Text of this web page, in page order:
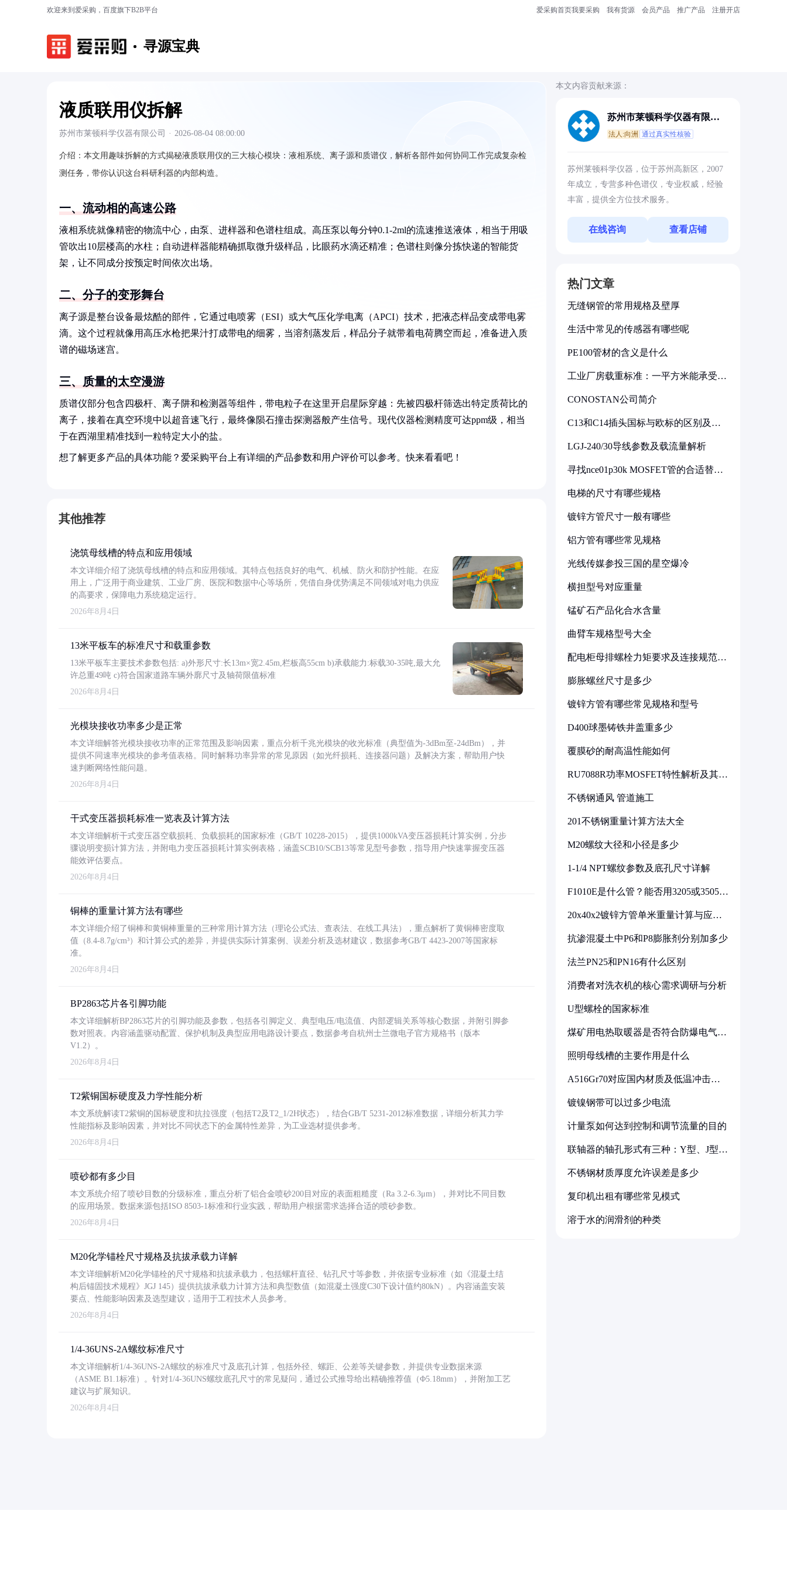
欢迎来到爱采购，百度旗下B2B平台 爱采购首页我要采购 我有货源 会员产品 推广产品 注册开店
寻源宝典
液质联用仪拆解
苏州市莱顿科学仪器有限公司 · 2026-08-04 08:00:00
介绍： 本文用趣味拆解的方式揭秘液质联用仪的三大核心模块：液相系统、离子源和质谱仪，解析各部件如何协同工作完成复杂检
测任务，带你认识这台科研利器的内部构造。
一、流动相的高速公路
液相系统就像精密的物流中心，由泵、进样器和色谱柱组成。高压泵以每分钟0.1-2ml的流速推送液体，相当于用吸
管吹出10层楼高的水柱；自动进样器能精确抓取微升级样品，比眼药水滴还精准；色谱柱则像分拣快递的智能货
架，让不同成分按预定时间依次出场。
二、分子的变形舞台
离子源是整台设备最炫酷的部件，它通过电喷雾（ESI）或大气压化学电离（APCI）技术，把液态样品变成带电雾
滴。这个过程就像用高压水枪把果汁打成带电的细雾，当溶剂蒸发后，样品分子就带着电荷腾空而起，准备进入质
谱的磁场迷宫。
三、质量的太空漫游
质谱仪部分包含四极杆、离子阱和检测器等组件，带电粒子在这里开启星际穿越：先被四极杆筛选出特定质荷比的
离子，接着在真空环境中以超音速飞行，最终像陨石撞击探测器般产生信号。现代仪器检测精度可达ppm级，相当
于在西湖里精准找到一粒特定大小的盐。
想了解更多产品的具体功能？爱采购平台上有详细的产品参数和用户评价可以参考。快来看看吧！
其他推荐
浇筑母线槽的特点和应用领域
本文详细介绍了浇筑母线槽的特点和应用领域。其特点包括良好的电气、机械、防火和防护性能。在应
用上，广泛用于商业建筑、工业厂房、医院和数据中心等场所，凭借自身优势满足不同领域对电力供应
的高要求，保障电力系统稳定运行。
2026年8月4日
13米平板车的标准尺寸和载重参数
13米平板车主要技术参数包括: a)外形尺寸:长13m×宽2.45m,栏板高55cm b)承载能力:标载30-35吨,最大允
许总重49吨 c)符合国家道路车辆外廓尺寸及轴荷限值标准
2026年8月4日
光模块接收功率多少是正常
本文详细解答光模块接收功率的正常范围及影响因素，重点分析千兆光模块的收光标准（典型值为-3dBm至-24dBm），并
提供不同速率光模块的参考值表格。同时解释功率异常的常见原因（如光纤损耗、连接器问题）及解决方案，帮助用户快
速判断网络性能问题。
2026年8月4日
干式变压器损耗标准一览表及计算方法
本文详细解析干式变压器空载损耗、负载损耗的国家标准（GB/T 10228-2015），提供1000kVA变压器损耗计算实例，分步
骤说明变损计算方法，并附电力变压器损耗计算实例表格，涵盖SCB10/SCB13等常见型号参数，指导用户快速掌握变压器
能效评估要点。
2026年8月4日
铜棒的重量计算方法有哪些
本文详细介绍了铜棒和黄铜棒重量的三种常用计算方法（理论公式法、查表法、在线工具法），重点解析了黄铜棒密度取
值（8.4-8.7g/cm³）和计算公式的差异，并提供实际计算案例、误差分析及选材建议，数据参考GB/T 4423-2007等国家标
准。
2026年8月4日
BP2863芯片各引脚功能
本文详细解析BP2863芯片的引脚功能及参数，包括各引脚定义、典型电压/电流值、内部逻辑关系等核心数据，并附引脚参
数对照表。内容涵盖驱动配置、保护机制及典型应用电路设计要点，数据参考自杭州士兰微电子官方规格书（版本
V1.2）。
2026年8月4日
T2紫铜国标硬度及力学性能分析
本文系统解读T2紫铜的国标硬度和抗拉强度（包括T2及T2_1/2H状态），结合GB/T 5231-2012标准数据，详细分析其力学
性能指标及影响因素，并对比不同状态下的金属特性差异，为工业选材提供参考。
2026年8月4日
喷砂都有多少目
本文系统介绍了喷砂目数的分级标准，重点分析了铝合金喷砂200目对应的表面粗糙度（Ra 3.2-6.3μm），并对比不同目数
的应用场景。数据来源包括ISO 8503-1标准和行业实践，帮助用户根据需求选择合适的喷砂参数。
2026年8月4日
M20化学锚栓尺寸规格及抗拔承载力详解
本文详细解析M20化学锚栓的尺寸规格和抗拔承载力，包括螺杆直径、钻孔尺寸等参数，并依据专业标准（如《混凝土结
构后锚固技术规程》JGJ 145）提供抗拔承载力计算方法和典型数值（如混凝土强度C30下设计值约80kN）。内容涵盖安装
要点、性能影响因素及选型建议，适用于工程技术人员参考。
2026年8月4日
1/4-36UNS-2A螺纹标准尺寸
本文详细解析1/4-36UNS-2A螺纹的标准尺寸及底孔计算，包括外径、螺距、公差等关键参数，并提供专业数据来源
（ASME B1.1标准）。针对1/4-36UNS螺纹底孔尺寸的常见疑问，通过公式推导给出精确推荐值（Φ5.18mm），并附加工艺
建议与扩展知识。
2026年8月4日
本文内容贡献来源：
苏州市莱顿科学仪器有限公
法人:向洲 通过真实性核验
苏州莱顿科学仪器，位于苏州高新区，2007
年成立，专营多种色谱仪，专业权威，经验
丰富，提供全方位技术服务。
在线咨询 查看店铺
热门文章
无缝钢管的常用规格及壁厚
生活中常见的传感器有哪些呢
PE100管材的含义是什么
工业厂房载重标准：一平方米能承受多
CONOSTAN公司简介
C13和C14插头国标与欧标的区别及其
LGJ-240/30导线参数及载流量解析
寻找nce01p30k MOSFET管的合适替代
电梯的尺寸有哪些规格
镀锌方管尺寸一般有哪些
铝方管有哪些常见规格
光线传媒参投三国的星空爆冷
横担型号对应重量
锰矿石产品化合水含量
曲臂车规格型号大全
配电柜母排螺栓力矩要求及连接规范详
膨胀螺丝尺寸是多少
镀锌方管有哪些常见规格和型号
D400球墨铸铁井盖重多少
覆膜砂的耐高温性能如何
RU7088R功率MOSFET特性解析及其在
不锈钢通风 管道施工
201不锈钢重量计算方法大全
M20螺纹大径和小径是多少
1-1/4 NPT螺纹参数及底孔尺寸详解
F1010E是什么管？能否用3205或3505代
20x40x2镀锌方管单米重量计算与应用
抗渗混凝土中P6和P8膨胀剂分别加多少
法兰PN25和PN16有什么区别
消费者对洗衣机的核心需求调研与分析
U型螺栓的国家标准
煤矿用电热取暖器是否符合防爆电气设
照明母线槽的主要作用是什么
A516Gr70对应国内材质及低温冲击要
镀镍钢带可以过多少电流
计量泵如何达到控制和调节流量的目的
联轴器的轴孔形式有三种：Y型、J型、
不锈钢材质厚度允许误差是多少
复印机出租有哪些常见模式
溶于水的润滑剂的种类